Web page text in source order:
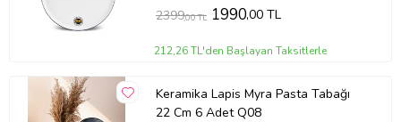
2399,00 TL 1990,00 TL
212,26 TL'den Başlayan Taksitlerle
Keramika Lapis Myra Pasta Tabağı
22 Cm 6 Adet Q08